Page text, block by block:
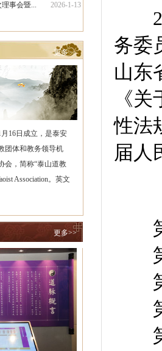
2026-1-13
事会暨...
更多>>
16日成立，是泰安
团体和教务领导机
会，简称“泰山道教
Association。英文
更多>>
务委
山东
《
性法
届人
第
第
第
第
第